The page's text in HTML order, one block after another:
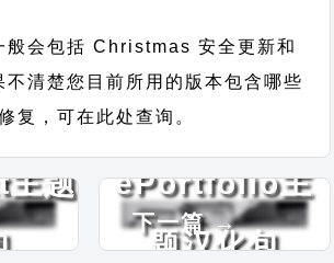
般会包括 Christmas 安全更新和
不清楚您目前所用的版本包含哪些
复，可在此处查询。
题
下一篇 →
ePortfolio主
题汉化包